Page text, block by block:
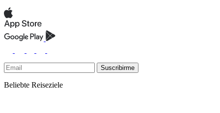
Suscribirme
Beliebte Reiseziele